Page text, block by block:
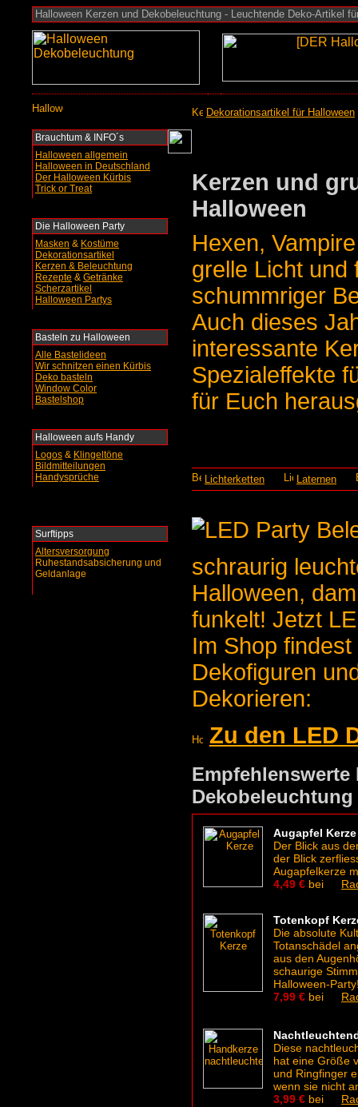
Halloween Kerzen und Dekobeleuchtung - Leuchtende Deko-Artikel
Dekorationsartikel für Halloween
Brauchtum & INFO´s
Halloween allgemein
Halloween in Deutschland
Der Halloween Kürbis
Trick or Treat
Die Halloween Party
Masken & Kostüme
Dekorationsartikel
Kerzen & Beleuchtung
Rezepte & Getränke
Scherzartikel
Halloween Partys
Basteln zu Halloween
Alle Bastelideen
Wir schnitzen einen Kürbis
Deko basteln
Window Color
Bastelshop
Halloween aufs Handy
Logos & Klingeltöne
Bildmitteilungen
Handysprüche
Surftipps
Altersversorgung
Ruhestandsabsicherung und
Geldanlage
Kerzen und
Halloween
Hexen,
grelle Licht und
schummriger
Auch dieses
interessante
Spezialeffekte
für Euch
Lichterketten Laternen
schraurig
Halloween,
funkelt! Jetzt
Im Shop
Dekofiguren
Dekorieren:
Zu den LED
Empfehlenswerte
Dekobeleuchtung
Augapfel
Der Blick aus
der Blick
Augapfelkerze
4,49 € bei
Totenkopf
Die absolute
Totanschädel
aus den
schaurige
Halloween-
7,99 € bei
Diese
hat eine Größe
und Ringfinger
wenn sie nicht
3,99 € bei